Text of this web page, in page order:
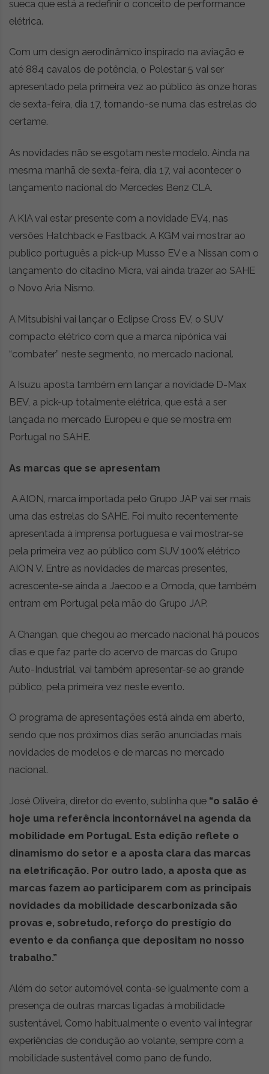
sueca que está a redefinir o conceito de performance
elétrica.
Com um design aerodinâmico inspirado na aviação e
até 884 cavalos de potência, o Polestar 5 vai ser
apresentado pela primeira vez ao público às onze horas
de sexta-feira, dia 17, tornando-se numa das estrelas do
certame.
As novidades não se esgotam neste modelo. Ainda na
mesma manhã de sexta-feira, dia 17, vai acontecer o
lançamento nacional do Mercedes Benz CLA.
A KIA vai estar presente com a novidade EV4, nas
versões Hatchback e Fastback. A KGM vai mostrar ao
publico português a pick-up Musso EV e a Nissan com o
lançamento do citadino Micra, vai ainda trazer ao SAHE
o Novo Aria Nismo.
A Mitsubishi vai lançar o Eclipse Cross EV, o SUV
compacto elétrico com que a marca nipónica vai
“combater” neste segmento, no mercado nacional.
A Isuzu aposta também em lançar a novidade D-Max
BEV, a pick-up totalmente elétrica, que está a ser
lançada no mercado Europeu e que se mostra em
Portugal no SAHE.
As marcas que se apresentam
A AION, marca importada pelo Grupo JAP vai ser mais
uma das estrelas do SAHE. Foi muito recentemente
apresentada à imprensa portuguesa e vai mostrar-se
pela primeira vez ao público com SUV 100% elétrico
AION V. Entre as novidades de marcas presentes,
acrescente-se ainda a Jaecoo e a Omoda, que também
entram em Portugal pela mão do Grupo JAP.
A Changan, que chegou ao mercado nacional há poucos
dias e que faz parte do acervo de marcas do Grupo
Auto-Industrial, vai também apresentar-se ao grande
público, pela primeira vez neste evento.
O programa de apresentações está ainda em aberto,
sendo que nos próximos dias serão anunciadas mais
novidades de modelos e de marcas no mercado
nacional.
José Oliveira, diretor do evento, sublinha que “o salão é
hoje uma referência incontornável na agenda da
mobilidade em Portugal. Esta edição reflete o
dinamismo do setor e a aposta clara das marcas
na eletrificação. Por outro lado, a aposta que as
marcas fazem ao participarem com as principais
novidades da mobilidade descarbonizada são
provas e, sobretudo, reforço do prestígio do
evento e da confiança que depositam no nosso
trabalho.”
Além do setor automóvel conta-se igualmente com a
presença de outras marcas ligadas à mobilidade
sustentável. Como habitualmente o evento vai integrar
experiências de condução ao volante, sempre com a
mobilidade sustentável como pano de fundo.